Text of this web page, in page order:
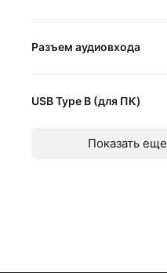
Разъем аудиовхода
mini jack
RCA
USB Type B (для ПК)
Показать еще